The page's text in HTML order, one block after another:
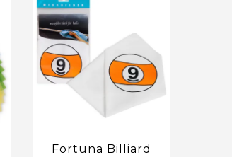
Fortuna Billiard